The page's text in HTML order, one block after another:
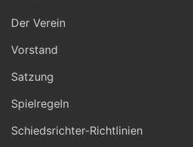
Der Verein
Vorstand
Satzung
Spielregeln
Schiedsrichter-Richtlinien